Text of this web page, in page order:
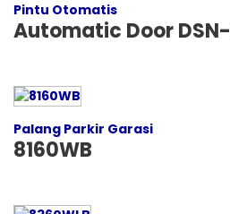
Pintu Otomatis
Automatic Door
Palang Parkir Garasi
8160WB